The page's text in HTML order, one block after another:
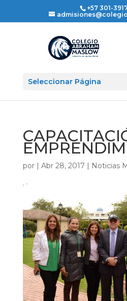
+57 301-
Seleccionar Página
por | Abr 28, 2017 | Noticias